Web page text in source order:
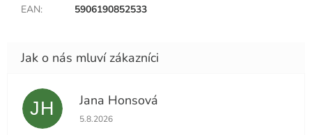
EAN: 5906190852533
JH Jana Honsová
Hodnocení obchodu je 5 z 5 hvězdiček.
5.8.2026